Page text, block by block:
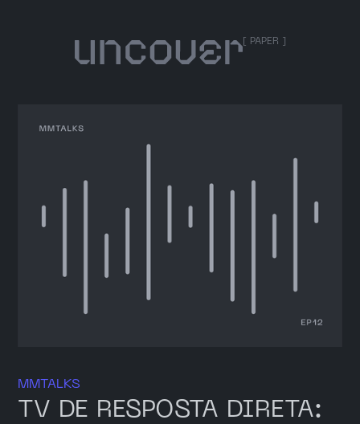
[ PAPER ]
MMTALKS
TV DE RESPOSTA DIRETA: